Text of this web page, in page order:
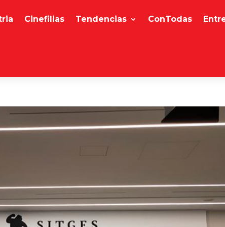
Cinefilias Tendencias ConTodas